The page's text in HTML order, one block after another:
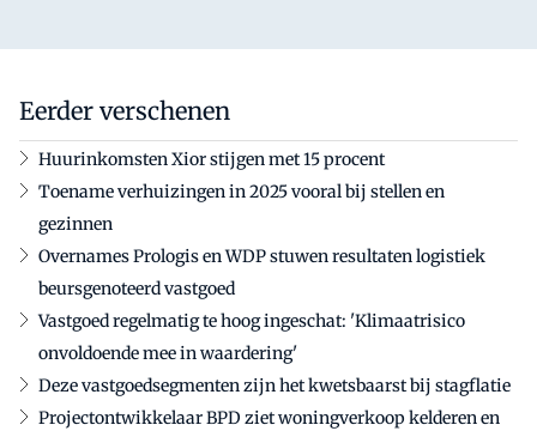
Eerder verschenen
Huurinkomsten Xior stijgen met 15 procent
Toename verhuizingen in 2025 vooral bij stellen en
gezinnen
Overnames Prologis en WDP stuwen resultaten logistiek
beursgenoteerd vastgoed
Vastgoed regelmatig te hoog ingeschat: 'Klimaatrisico
onvoldoende mee in waardering'
Deze vastgoedsegmenten zijn het kwetsbaarst bij stagflatie
Projectontwikkelaar BPD ziet woningverkoop kelderen en